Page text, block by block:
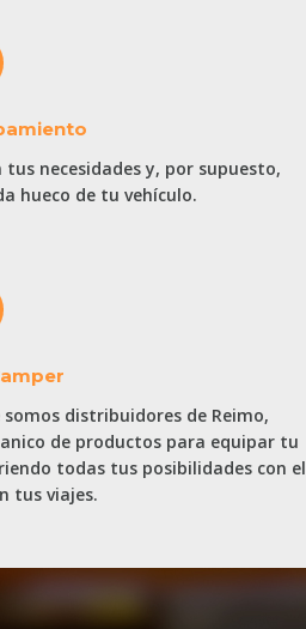
necesidades y, por supuesto,
hueco de tu vehículo.
distribuidores de Reimo,
de productos para equipar tu
todas tus posibilidades con el
tus viajes.